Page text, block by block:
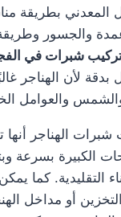
المعدني بطريقة
والجسور
شبرات في
بدقة لأن الهناجر
والعوامل
الهناجر
الكبيرة بسرعة
التقليدية. كما
أو مداخل